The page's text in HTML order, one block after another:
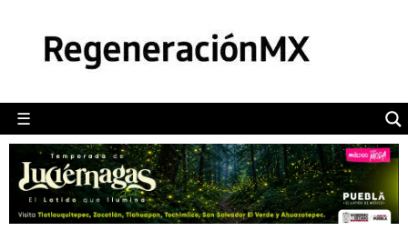
☰
POLÍTICA
CAMALEÓN
OPINIÓN
DEPORTES